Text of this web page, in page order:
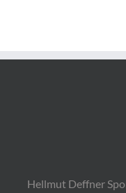
Hellmut Deffner